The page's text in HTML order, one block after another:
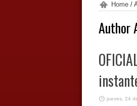
Home/
Author
jueves, 24